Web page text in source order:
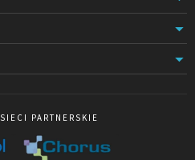
magnetyczny umożliwia
z ewolucją przepływów.
oznakowania
systemów Beltrac ze sznurem
obiektów na łączenie
PARTNERSKIE